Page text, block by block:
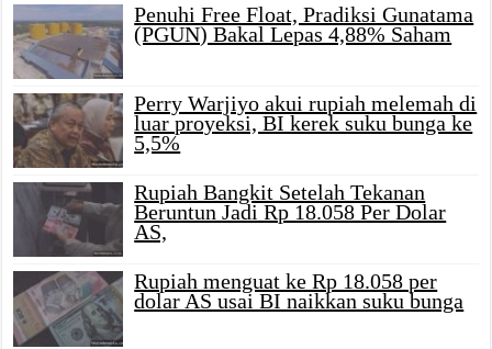
Penuhi Free Float, Pradiksi Gunatama
(PGUN) Bakal Lepas 4,88% Saham
Perry Warjiyo akui rupiah melemah di
luar proyeksi, BI kerek suku bunga ke
5,5%
Rupiah Bangkit Setelah Tekanan
Beruntun Jadi Rp 18.058 Per Dolar
AS,
Rupiah menguat ke Rp 18.058 per
dolar AS usai BI naikkan suku bunga